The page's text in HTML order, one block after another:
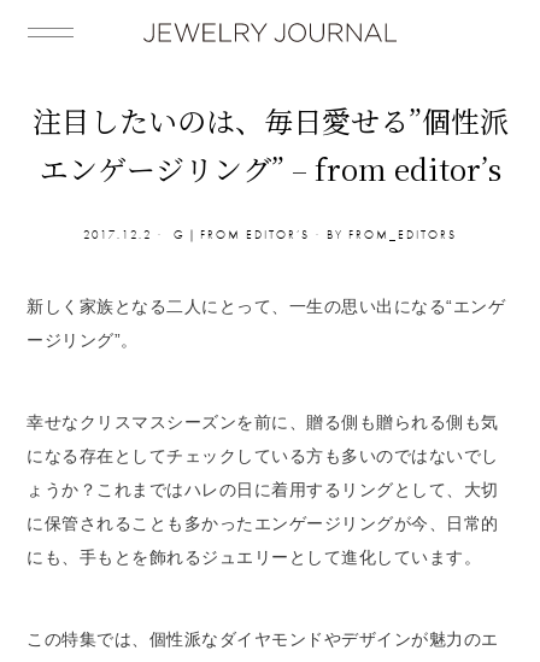
注目したいのは、毎日愛せる”個性派
エンゲージリング” – from editor’s
2017.12.2 G｜FROM EDITOR’S BY FROM_EDITORS
新しく家族となる二人にとって、一生の思い出になる“エンゲ
ージリング”。
幸せなクリスマスシーズンを前に、贈る側も贈られる側も気
になる存在としてチェックしている方も多いのではないでし
ょうか？これまではハレの日に着用するリングとして、大切
に保管されることも多かったエンゲージリングが今、日常的
にも、手もとを飾れるジュエリーとして進化しています。
この特集では、個性派なダイヤモンドやデザインが魅力のエ